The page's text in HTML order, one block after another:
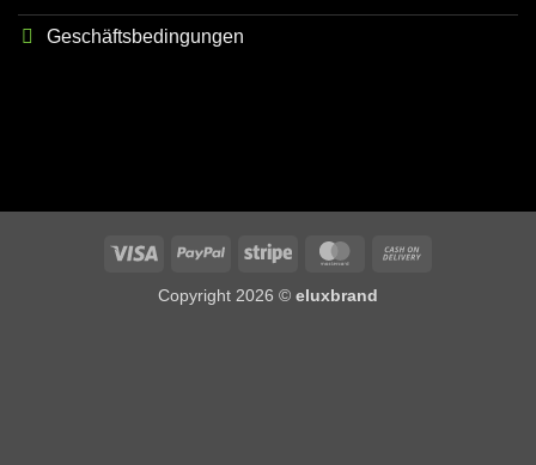
Geschäftsbedingungen
Visa PayPal Stripe MasterCard
Copyright 2026 © eluxbrand